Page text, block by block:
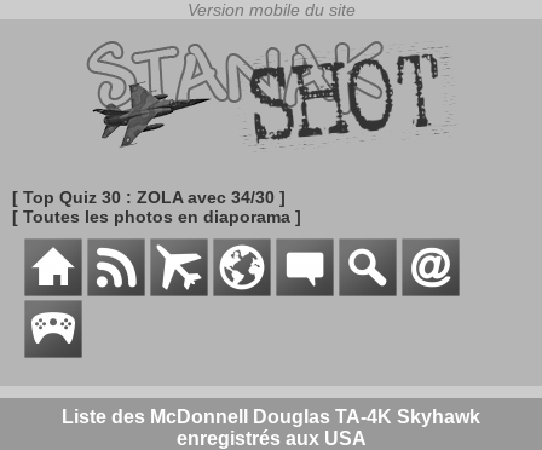
[ Top Quiz 30 : ZOLA avec 34/30 ]
[ Toutes les photos en diaporama ]
Liste des McDonnell Douglas TA-4K Skyhawk
enregistrés aux USA